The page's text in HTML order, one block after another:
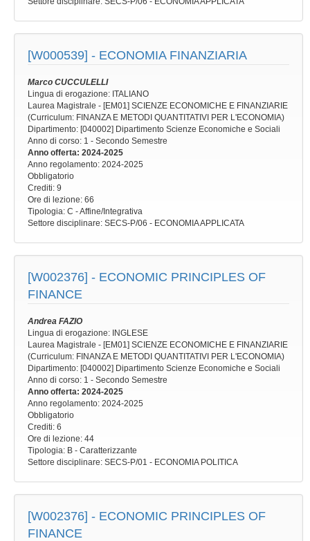
[W000539] - ECONOMIA FINANZIARIA
Marco CUCCULELLI
Lingua di erogazione: ITALIANO
Laurea Magistrale - [EM01] SCIENZE ECONOMICHE E FINANZIARIE
(Curriculum: FINANZA E METODI QUANTITATIVI PER L'ECONOMIA)
Dipartimento: [040002] Dipartimento Scienze Economiche e Sociali
Anno di corso: 1 - Secondo Semestre
Anno offerta: 2024-2025
Anno regolamento: 2024-2025
Obbligatorio
Crediti: 9
Ore di lezione: 66
Tipologia: C - Affine/Integrativa
Settore disciplinare: SECS-P/06 - ECONOMIA APPLICATA
[W002376] - ECONOMIC PRINCIPLES OF
FINANCE
Andrea FAZIO
Lingua di erogazione: INGLESE
Laurea Magistrale - [EM01] SCIENZE ECONOMICHE E FINANZIARIE
(Curriculum: FINANZA E METODI QUANTITATIVI PER L'ECONOMIA)
Dipartimento: [040002] Dipartimento Scienze Economiche e Sociali
Anno di corso: 1 - Secondo Semestre
Anno offerta: 2024-2025
Anno regolamento: 2024-2025
Obbligatorio
Crediti: 6
Ore di lezione: 44
Tipologia: B - Caratterizzante
Settore disciplinare: SECS-P/01 - ECONOMIA POLITICA
[W002376] - ECONOMIC PRINCIPLES OF
FINANCE